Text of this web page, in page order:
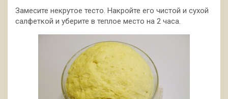
Замесите некрутое тесто. Накройте его чистой и сухой
салфеткой и уберите в теплое место на 2 часа.